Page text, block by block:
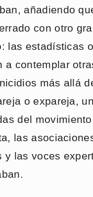
añadiendo
con otro
las estadísticas
a contemplar
más allá
o expareja,
del movimiento
las
y las voces